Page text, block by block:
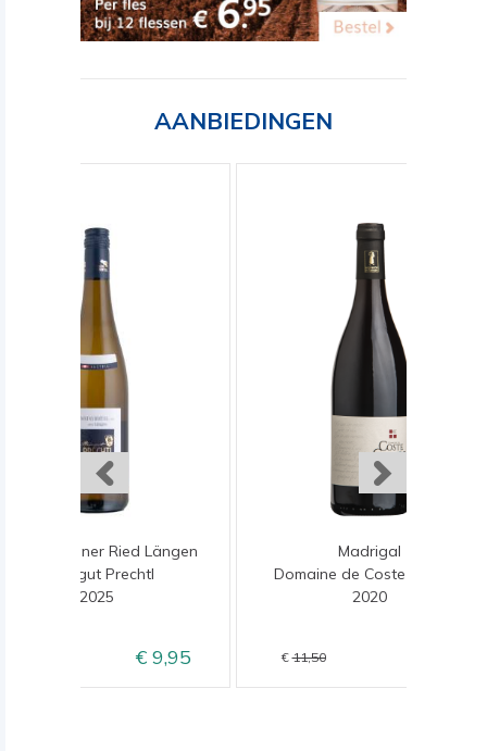
AANBIEDINGEN
Veltliner Ried Längen
Weingut Prechtl
2025
9,95
Madrigal
Domaine de Coste Chaude
2020
11,50